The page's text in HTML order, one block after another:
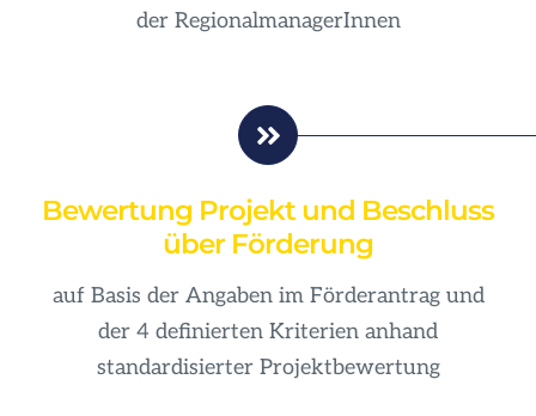
der RegionalmanagerInnen
Bewertung Projekt und Beschluss
über Förderung
auf Basis der Angaben im Förderantrag und
der 4 definierten Kriterien anhand
standardisierter Projektbewertung